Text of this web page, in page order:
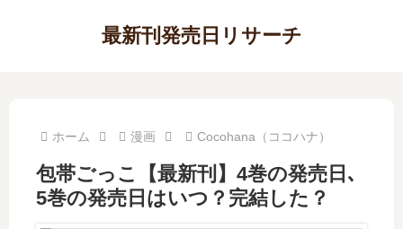
最新刊発売日リサーチ
ホーム 漫画 Cocohana（ココハナ）
包帯ごっこ【最新刊】4巻の発売日､
5巻の発売日はいつ？完結した？